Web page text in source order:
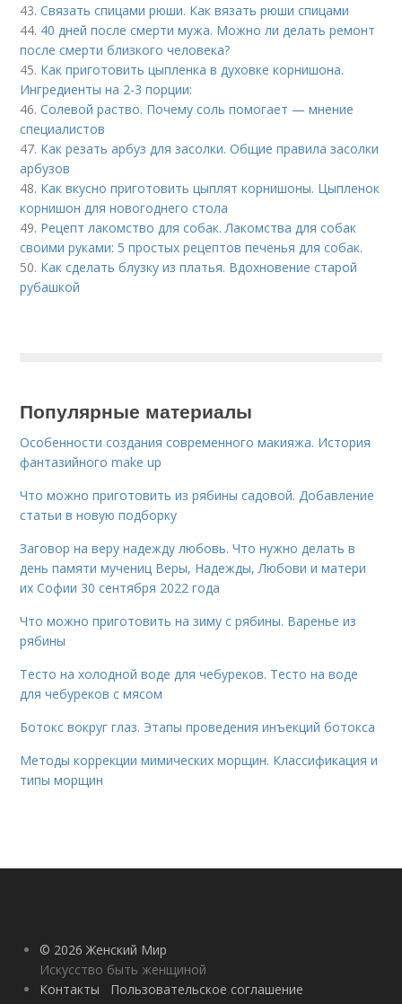
43.Связать спицами рюши. Как вязать рюши спицами
44. 40 дней после смерти мужа. Можно ли делать ремонт
после смерти близкого человека?
45. Как приготовить цыпленка в духовке корнишона.
Ингредиенты на 2-3 порции:
46.Солевой раство. Почему соль помогает — мнение
специалистов
47. Как резать арбуз для засолки. Общие правила засолки
арбузов
48. Как вкусно приготовить цыплят корнишоны. Цыпленок
корнишон для новогоднего стола
49. Рецепт лакомство для собак. Лакомства для собак
своими руками: 5 простых рецептов печенья для собак.
50. Как сделать блузку из платья. Вдохновение старой
рубашкой
Популярные материалы
Особенности создания современного макияжа. История
фантазийного make up
Что можно приготовить из рябины садовой. Добавление
статьи в новую подборку
Заговор на веру надежду любовь. Что нужно делать в
день памяти мучениц Веры, Надежды, Любови и матери
их Софии 30 сентября 2022 года
Что можно приготовить на зиму с рябины. Варенье из
рябины
Тесто на холодной воде для чебуреков. Тесто на воде
для чебуреков с мясом
Ботокс вокруг глаз. Этапы проведения инъекций ботокса
Методы коррекции мимических морщин. Классификация и
типы морщин
© 2026 Женский Мир
Искусство быть женщиной
Контакты
Пользовательское соглашение